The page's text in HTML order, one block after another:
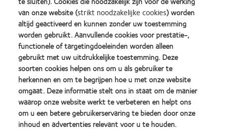
training bij jou in de winkel:
Professional Service training aanvragen
Ook geven wij regelmatig workshops bij ons op kantoor, wel is
het hiervoor nodig om je vooraf in te schrijven:
InHouse training aanvragen
Of volg een Webinar of een e-learning:
van onze website (strikt noodzakelijke cookies) worden
altijd geactiveerd en kunnen zonder uw toestemming
worden gebruikt. Aanvullende cookies voor prestatie-,
functionele of targetingdoeleinden worden alleen
gebruikt met uw uitdrukkelijke toestemming. Deze
soorten cookies helpen ons om u als gebruiker te
herkennen en om te begrijpen hoe u met onze website
omgaat. Deze informatie stelt ons in staat om de manier
waarop onze website werkt te verbeteren en helpt ons
om u een betere gebruikerservaring te bieden door onze
inhoud en advertenties relevant voor u te houden.